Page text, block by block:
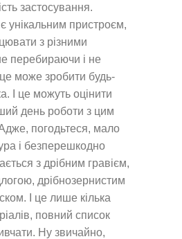
застосування.
унікальним пристроєм,
з різними
перебираючи і не
може зробити будь-
І це можуть оцінити
день роботи з цим
погодьтеся, мало
і безперешкодно
з дрібним гравієм,
дрібнозернистим
І це лише кілька
повний список
Ну звичайно,